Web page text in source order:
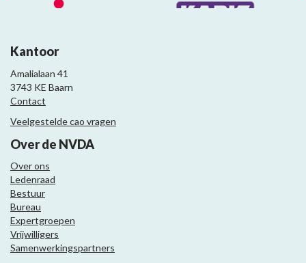
Kantoor
Amalialaan 41
3743 KE Baarn
Contact
Veelgestelde cao vragen
Over de NVDA
Over ons
Ledenraad
Bestuur
Bureau
Expertgroepen
Vrijwilligers
Samenwerkingspartners